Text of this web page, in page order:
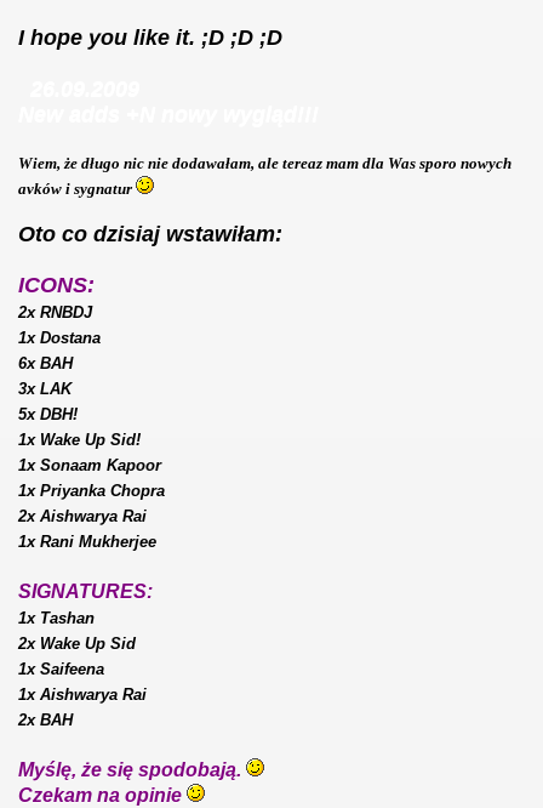
I hope you like it. ;D ;D ;D
Wiem, że długo nic nie dodawałam, ale tereaz mam dla Was sporo nowych
avków i sygnatur
Oto co dzisiaj wstawiłam:
ICONS:
2x RNBDJ
1x Dostana
6x BAH
3x LAK
5x DBH!
1x Wake Up Sid!
1x Sonaam Kapoor
1x Priyanka Chopra
2x Aishwarya Rai
1x Rani Mukherjee
SIGNATURES:
1x Tashan
2x Wake Up Sid
1x Saifeena
1x Aishwarya Rai
2x BAH
Myślę, że się spodobają.
Czekam na opinie